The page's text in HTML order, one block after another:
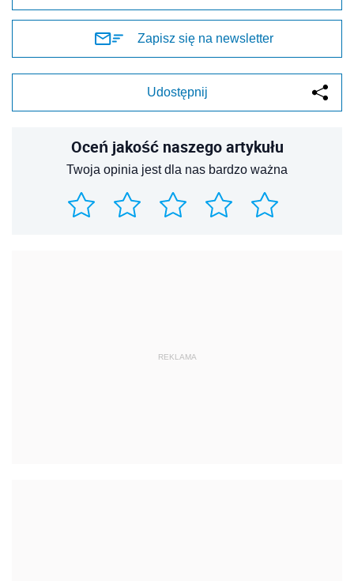
Zapisz się na newsletter
Udostępnij
Oceń jakość naszego artykułu
Twoja opinia jest dla nas bardzo ważna
REKLAMA